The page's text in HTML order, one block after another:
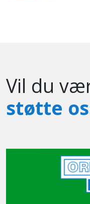
Vil du
støtte